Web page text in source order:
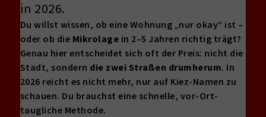
in 2026.
Du willst wissen, ob eine Wohnung „nur okay“ ist –
oder ob die Mikrolage in 2–5 Jahren richtig trägt?
Genau hier entscheidet sich oft der Preis: nicht die
Stadt, sondern die zwei Straßen drumherum. In
2026 reicht es nicht mehr, nur auf Kiez-Namen zu
schauen. Du brauchst eine schnelle, vor-Ort-
taugliche Methode.